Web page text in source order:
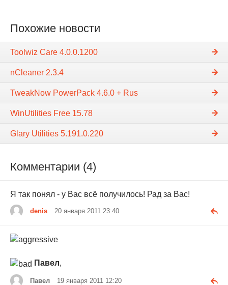
Похожие новости
Toolwiz Care 4.0.0.1200
nCleaner 2.3.4
TweakNow PowerPack 4.6.0 + Rus
WinUtilities Free 15.78
Glary Utilities 5.191.0.220
Комментарии (4)
Я так понял - у Вас всё получилось! Рад за Вас!
denis 20 января 2011 23:40
Павел,
Павел 19 января 2011 12:20